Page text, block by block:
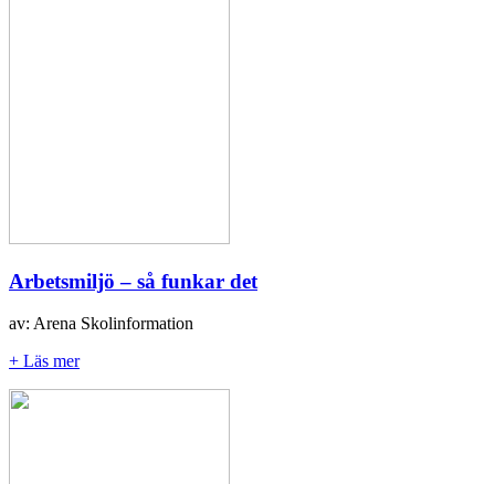
Arbetsmiljö – så funkar det
av: Arena Skolinformation
+ Läs mer